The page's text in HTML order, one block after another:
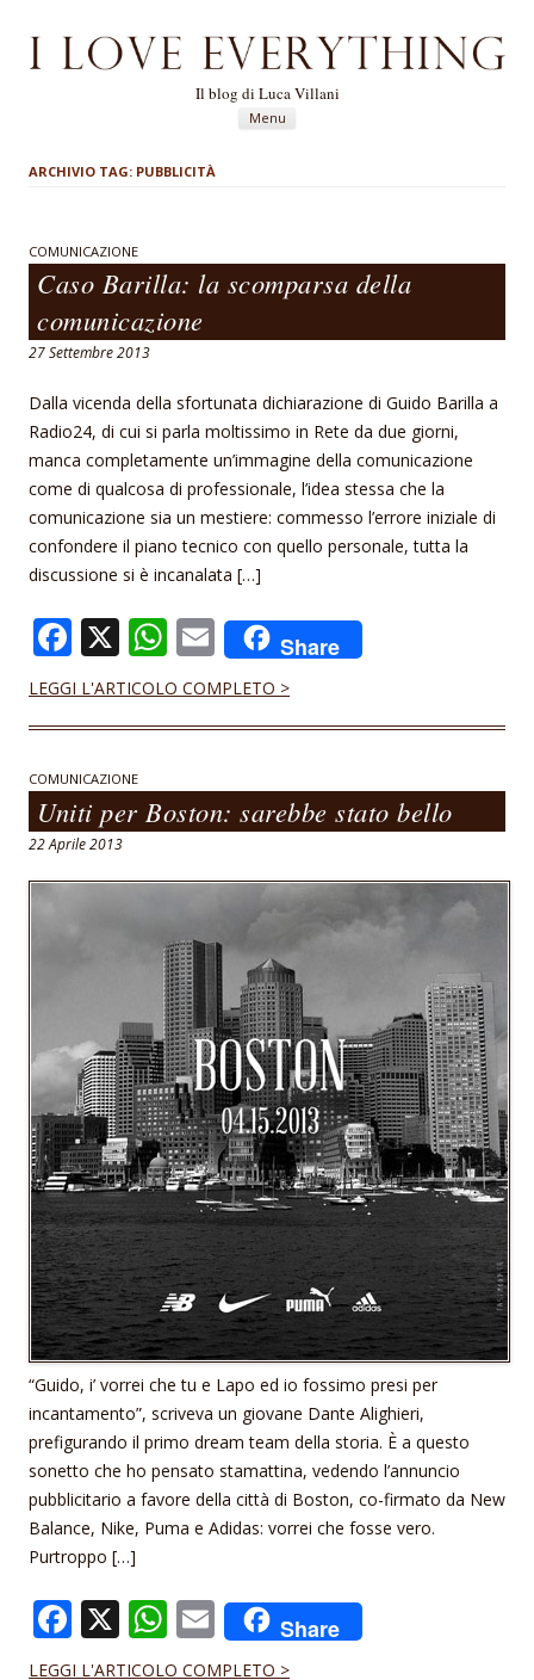
Il blog di Luca Villani
Menu
ARCHIVIO TAG: PUBBLICITÀ
COMUNICAZIONE
Caso Barilla: la scomparsa della
comunicazione
27 Settembre 2013
Dalla vicenda della sfortunata dichiarazione di Guido Barilla a
Radio24, di cui si parla moltissimo in Rete da due giorni,
manca completamente un’immagine della comunicazione
come di qualcosa di professionale, l’idea stessa che la
comunicazione sia un mestiere: commesso l’errore iniziale di
confondere il piano tecnico con quello personale, tutta la
discussione si è incanalata […]
F
ac
e
o
o
k
X W
h
at
A
p
E
m
ai
Share
LEGGI L'ARTICOLO COMPLETO >
COMUNICAZIONE
Uniti per Boston: sarebbe stato bello
22 Aprile 2013
“Guido, i’ vorrei che tu e Lapo ed io fossimo presi per
incantamento”, scriveva un giovane Dante Alighieri,
prefigurando il primo dream team della storia. È a questo
sonetto che ho pensato stamattina, vedendo l’annuncio
pubblicitario a favore della città di Boston, co-firmato da New
Balance, Nike, Puma e Adidas: vorrei che fosse vero.
Purtroppo […]
F
ac
X W
h
E
m
Share
LEGGI L'ARTICOLO COMPLETO >